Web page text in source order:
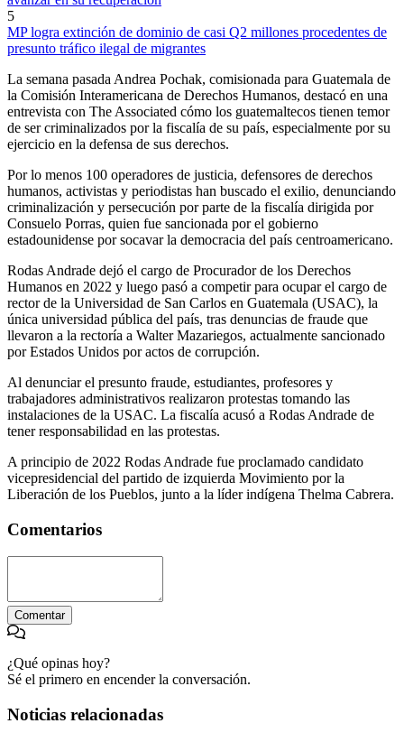
5
MP logra extinción de dominio de casi Q2 millones procedentes de
presunto tráfico ilegal de migrantes
La semana pasada Andrea Pochak, comisionada para Guatemala de
la Comisión Interamericana de Derechos Humanos, destacó en una
entrevista con The Associated cómo los guatemaltecos tienen temor
de ser criminalizados por la fiscalía de su país, especialmente por su
ejercicio en la defensa de sus derechos.
Por lo menos 100 operadores de justicia, defensores de derechos
humanos, activistas y periodistas han buscado el exilio, denunciando
criminalización y persecución por parte de la fiscalía dirigida por
Consuelo Porras, quien fue sancionada por el gobierno
estadounidense por socavar la democracia del país centroamericano.
Rodas Andrade dejó el cargo de Procurador de los Derechos
Humanos en 2022 y luego pasó a competir para ocupar el cargo de
rector de la Universidad de San Carlos en Guatemala (USAC), la
única universidad pública del país, tras denuncias de fraude que
llevaron a la rectoría a Walter Mazariegos, actualmente sancionado
por Estados Unidos por actos de corrupción.
Al denunciar el presunto fraude, estudiantes, profesores y
trabajadores administrativos realizaron protestas tomando las
instalaciones de la USAC. La fiscalía acusó a Rodas Andrade de
tener responsabilidad en las protestas.
A principio de 2022 Rodas Andrade fue proclamado candidato
vicepresidencial del partido de izquierda Movimiento por la
Liberación de los Pueblos, junto a la líder indígena Thelma Cabrera.
Comentarios
Comentar
¿Qué opinas hoy?
Sé el primero en encender la conversación.
Noticias relacionadas